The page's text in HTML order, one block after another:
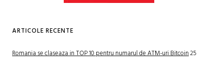
ARTICOLE RECENTE
Romania se claseaza in TOP 10 pentru numarul de ATM-uri Bitcoin25